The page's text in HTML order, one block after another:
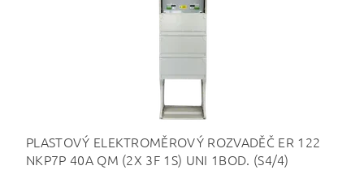
PLASTOVÝ ELEKTROMĚROVÝ ROZVADĚČ ER 122
NKP7P 40A QM (2X 3F 1S) UNI 1BOD. (S4/4)